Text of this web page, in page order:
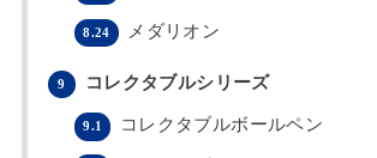
8.24 メダリオン
9 コレクタブルシリーズ
9.1 コレクタブルボールペン